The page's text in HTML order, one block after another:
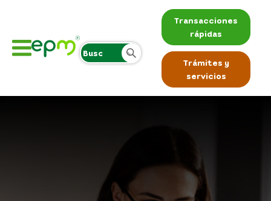
Transacciones
rápidas
Trámites y
servicios